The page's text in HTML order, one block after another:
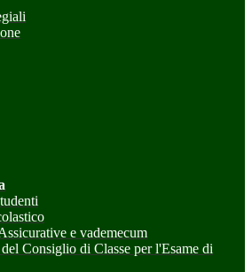
e vademecum
Consiglio di Classe per l'Esame di